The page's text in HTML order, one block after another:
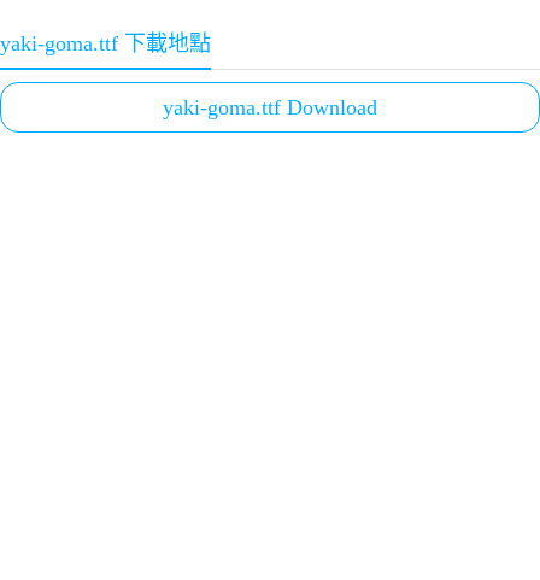
yaki-goma.ttf 下載地點
yaki-goma.ttf Download